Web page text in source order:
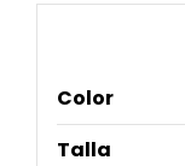
Color
Talla